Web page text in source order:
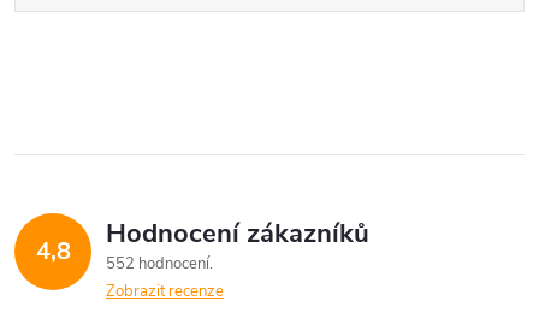
4,8 Hodnocení zákazníků
552 hodnocení
Zobrazit recenze